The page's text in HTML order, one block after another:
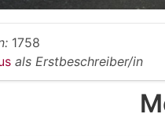
1758
als Erstbeschreiber/in